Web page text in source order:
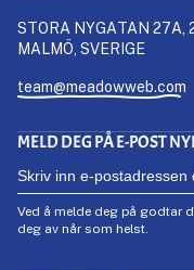
STORA NYGATAN 27A,
MALMÖ, SVERIGE
team@meadowweb.com
MELD DEG PÅ E-POST
Ved å melde deg på godtar
deg av når som helst.